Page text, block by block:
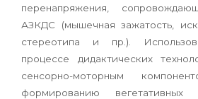
перенапряжения,
АЗКДС (мышечная зажатость,
стереотипа и пр.).
процессе дидактических
сенсорно-моторным
формированию вегетативных